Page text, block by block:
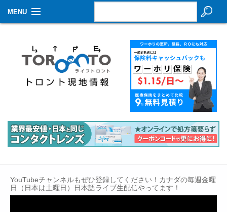
MENU
生活情報
その他
イベントカレンダー
About Us
YouTubeチャンネルもぜひ登録してください！カナダの毎週金曜
日（日本は土曜日）日本語ライブ生配信やってます！